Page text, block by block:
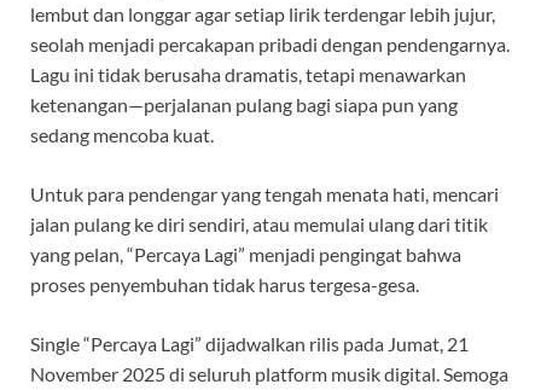
lembut dan longgar agar setiap lirik terdengar lebih jujur,
seolah menjadi percakapan pribadi dengan pendengarnya.
Lagu ini tidak berusaha dramatis, tetapi menawarkan
ketenangan—perjalanan pulang bagi siapa pun yang
sedang mencoba kuat.
Untuk para pendengar yang tengah menata hati, mencari
jalan pulang ke diri sendiri, atau memulai ulang dari titik
yang pelan, “Percaya Lagi” menjadi pengingat bahwa
proses penyembuhan tidak harus tergesa-gesa.
Single “Percaya Lagi” dijadwalkan rilis pada Jumat, 21
November 2025 di seluruh platform musik digital. Semoga